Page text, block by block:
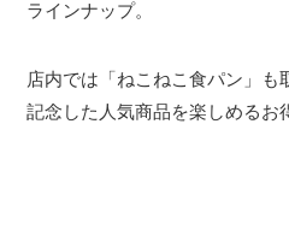
ラインナップ。
店内では「ねこねこ食パン」も
記念した人気商品を楽しめるお